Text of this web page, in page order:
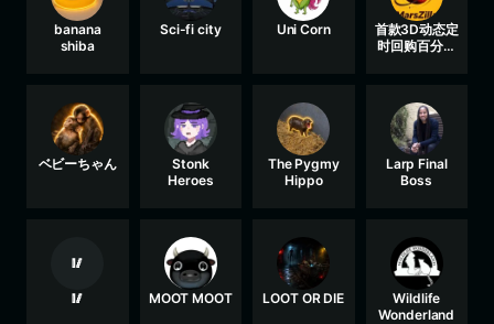
banana
shiba
Sci-fi city Uni Corn
首款3D动态定
时回购百分比
ベビーちゃん
Stonk
Heroes
The Pygmy
Hippo
Larp Final
Boss
🥢
🥢 MOOT MOOT LOOT OR DIE
Wildlife
Wonderland